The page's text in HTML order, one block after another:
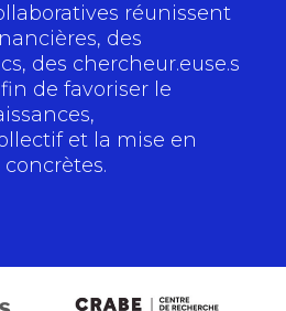
réunissent
des
des chercheur.euse.s
de favoriser le
et la mise en